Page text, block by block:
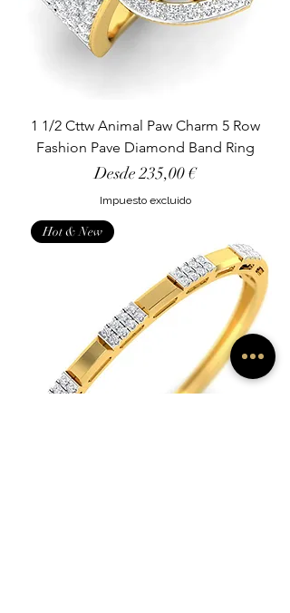
1 1/2 Cttw Animal Paw Charm 5 Row
Fashion Pave Diamond Band Ring
Desde235,00 €
Precio de oferta
Impuesto excluido
Hot & New